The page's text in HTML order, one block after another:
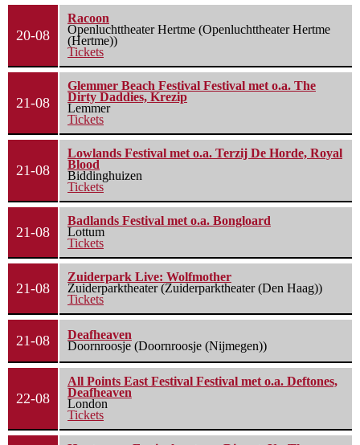
20-08
Racoon
Openluchttheater Hertme (Openluchttheater Hertme
(Hertme))
Tickets
21-08
Glemmer Beach Festival Festival met o.a. The
Dirty Daddies, Krezip
Lemmer
Tickets
21-08
Lowlands Festival met o.a. Terzij De Horde, Royal
Blood
Biddinghuizen
Tickets
21-08
Badlands Festival met o.a. Bongloard
Lottum
Tickets
21-08
Zuiderpark Live: Wolfmother
Zuiderparktheater (Zuiderparktheater (Den Haag))
Tickets
21-08
Deafheaven
Doornroosje (Doornroosje (Nijmegen))
22-08
All Points East Festival Festival met o.a. Deftones,
Deafheaven
London
Tickets